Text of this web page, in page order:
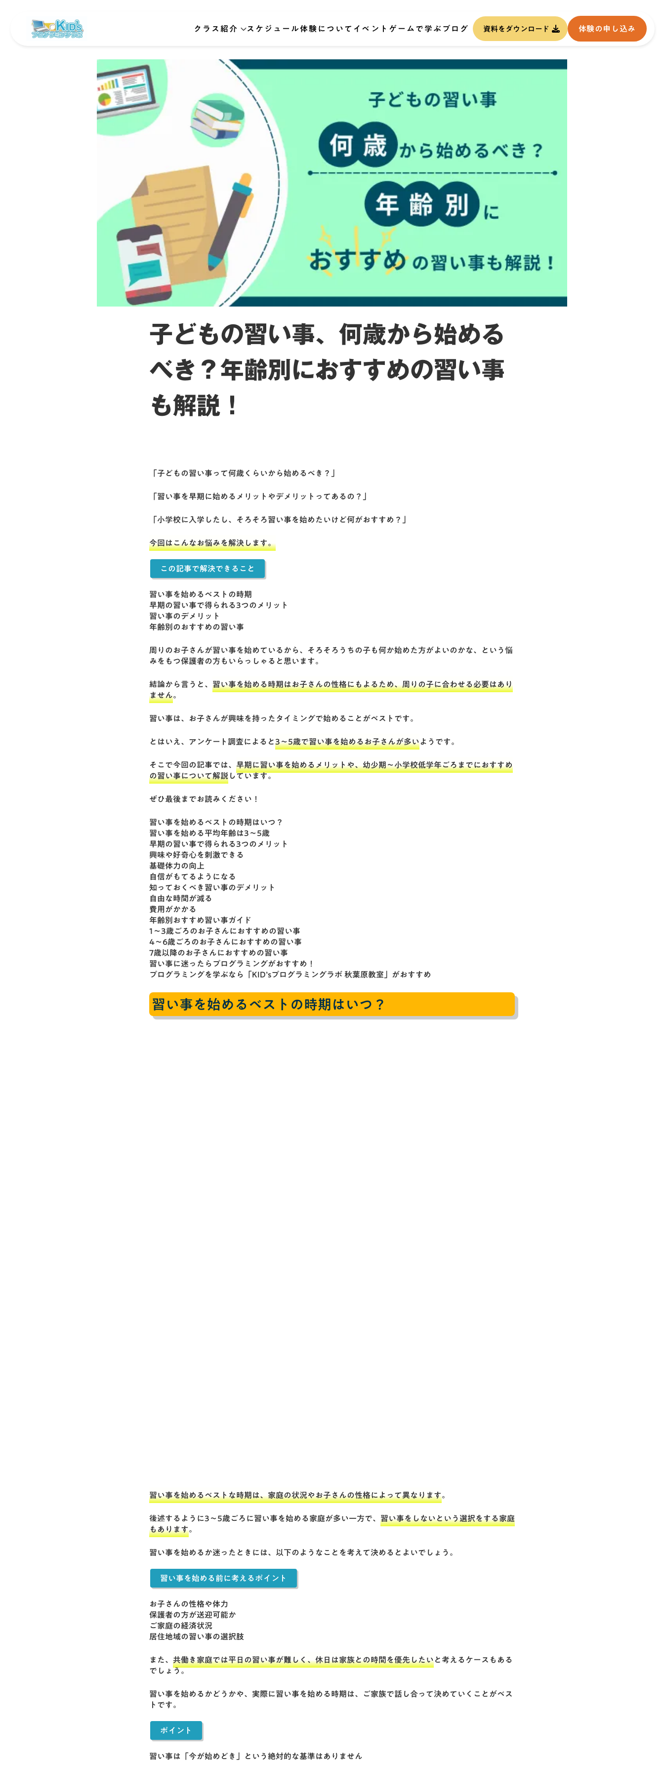
クラス紹介
初級者向け
中級者向け
情報I対策講座
オンライン講座
スケジュール体験についてイベント ゲームで学ぶブログ 資料をダウンロード 体験の申し込み
子どもの習い事、何歳から始める
べき？年齢別におすすめの習い事
も解説！
「子どもの習い事って何歳くらいから始めるべき？」
「習い事を早期に始めるメリットやデメリットってあるの？」
「小学校に入学したし、そろそろ習い事を始めたいけど何がおすすめ？」
今回はこんなお悩みを解決します。
この記事で解決できること
習い事を始めるベストの時期
早期の習い事で得られる3つのメリット
習い事のデメリット
年齢別のおすすめの習い事
周りのお子さんが習い事を始めているから、そろそろうちの子も何か始めた方がよいのかな、という悩
みをもつ保護者の方もいらっしゃると思います。
結論から言うと、 習い事を始める時期はお子さんの性格にもよるため、周りの子に合わせる必要はあり
ません。
習い事は、お子さんが興味を持ったタイミングで始めることがベストです。
とはいえ、アンケート調査によると3～5歳で習い事を始めるお子さんが多いようです。
そこで今回の記事では、 早期に習い事を始めるメリットや、幼少期～小学校低学年ごろまでにおすすめ
の習い事について解説しています。
ぜひ最後までお読みください！
習い事を始めるベストの時期はいつ？
習い事を始める平均年齢は3～5歳
早期の習い事で得られる3つのメリット
興味や好奇心を刺激できる
基礎体力の向上
自信がもてるようになる
知っておくべき習い事のデメリット
自由な時間が減る
費用がかかる
年齢別おすすめ習い事ガイド
1～3歳ごろのお子さんにおすすめの習い事
4～6歳ごろのお子さんにおすすめの習い事
7歳以降のお子さんにおすすめの習い事
習い事に迷ったらプログラミングがおすすめ！
プログラミングを学ぶなら「KID’sプログラミングラボ 秋葉原教室」がおすすめ
習い事を始めるベストの時期はいつ？
習い事を始めるベストな時期は、家庭の状況やお子さんの性格によって異なります。
後述するように3〜5歳ごろに習い事を始める家庭が多い一方で、 習い事をしないという選択をする家庭
もあります。
習い事を始めるか迷ったときには、以下のようなことを考えて決めるとよいでしょう。
習い事を始める前に考えるポイント
お子さんの性格や体力
保護者の方が送迎可能か
ご家庭の経済状況
居住地域の習い事の選択肢
また、 共働き家庭では平日の習い事が難しく、休日は家族との時間を優先したいと考えるケースもある
でしょう。
習い事を始めるかどうかや、実際に習い事を始める時期は、ご家族で話し合って決めていくことがベス
トです。
ポイント
習い事は「今が始めどき」という絶対的な基準はありません